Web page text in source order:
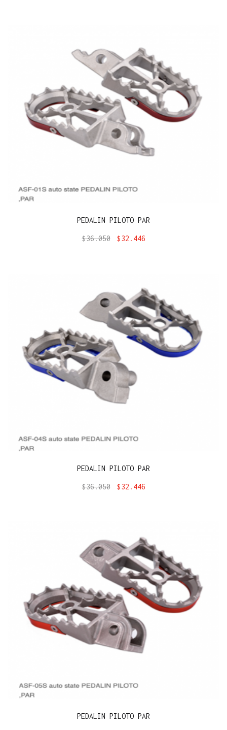
PEDALIN PILOTO PAR
$36.050 $32.446
PEDALIN PILOTO PAR
$36.050 $32.446
PEDALIN PILOTO PAR